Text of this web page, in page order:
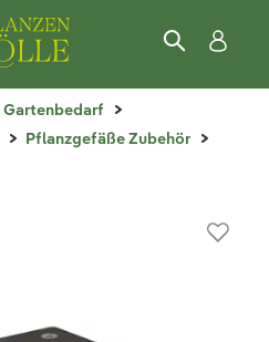
Gartenbedarf
Pflanzgefäße Zubehör